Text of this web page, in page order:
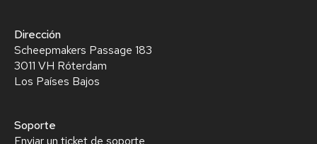
Dirección
Scheepmakers Passage 183
3011 VH Róterdam
Los Países Bajos
Soporte
Enviar un ticket de soporte